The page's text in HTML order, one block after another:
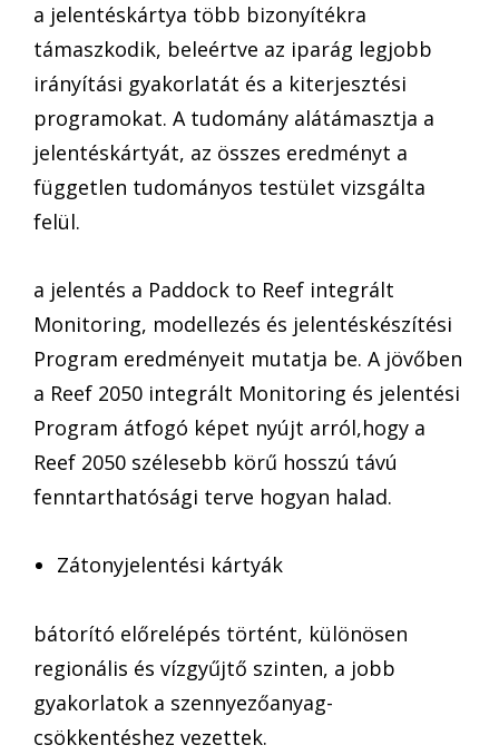
a jelentéskártya több bizonyítékra
támaszkodik, beleértve az iparág legjobb
irányítási gyakorlatát és a kiterjesztési
programokat. A tudomány alátámasztja a
jelentéskártyát, az összes eredményt a
független tudományos testület vizsgálta
felül.
a jelentés a Paddock to Reef integrált
Monitoring, modellezés és jelentéskészítési
Program eredményeit mutatja be. A jövőben
a Reef 2050 integrált Monitoring és jelentési
Program átfogó képet nyújt arról,hogy a
Reef 2050 szélesebb körű hosszú távú
fenntarthatósági terve hogyan halad.
Zátonyjelentési kártyák
bátorító előrelépés történt, különösen
regionális és vízgyűjtő szinten, a jobb
gyakorlatok a szennyezőanyag-
csökkentéshez vezettek.